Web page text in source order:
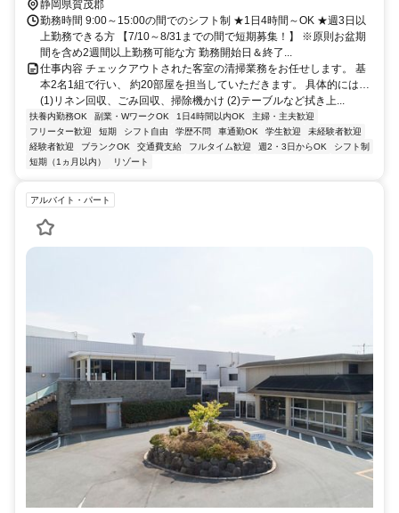
静岡県賀茂郡
勤務時間 9:00～15:00の間でのシフト制 ★1日4時間～OK ★週3日以
上勤務できる方 【7/10～8/31までの間で短期募集！】 ※原則お盆期
間を含め2週間以上勤務可能な方 勤務開始日＆終了...
仕事内容 チェックアウトされた客室の清掃業務をお任せします。 基
本2名1組で行い、 約20部屋を担当していただきます。 具体的には…
(1)リネン回収、ごみ回収、掃除機かけ (2)テーブルなど拭き上...
扶養内勤務OK 副業・WワークOK 1日4時間以内OK
主婦・主夫歓迎
フリーター歓迎
短期 シフト自由 学歴不問 車通勤OK 学生歓迎
未経験者歓迎
経験者歓迎
ブランクOK 交通費支給 フルタイム歓迎 週2・3日からOK
シフト制
短期（1ヵ月以内）
リゾート
アルバイト・パート